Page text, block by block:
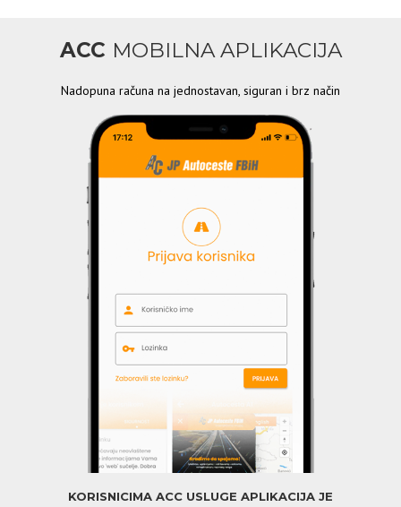
ACC MOBILNA APLIKACIJA
Nadopuna računa na jednostavan, siguran i brz način
KORISNICIMA ACC USLUGE APLIKACIJA JE